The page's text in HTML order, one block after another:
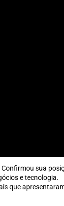
sua
e tecnologia.
que